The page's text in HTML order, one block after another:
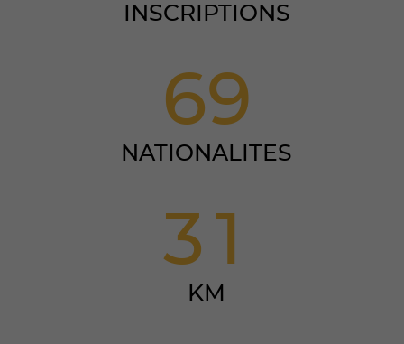
INSCRIPTIONS
69
NATIONALITES
3 1
KM